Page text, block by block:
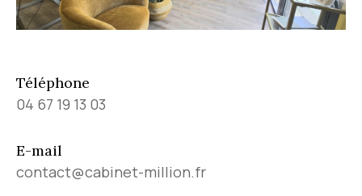
Téléphone
04 67 19 13 03
E-mail
contact@cabinet-million.fr